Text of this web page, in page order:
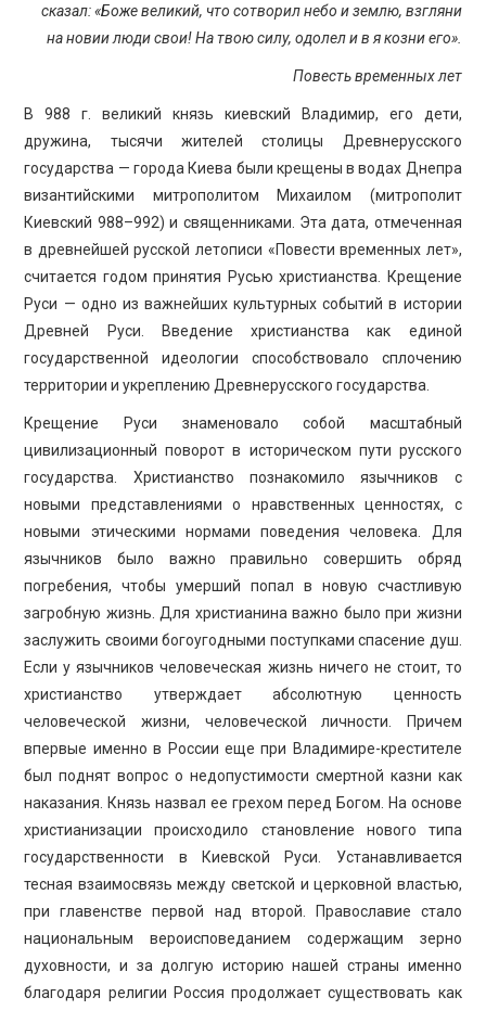
сказал: «Боже великий, что сотворил небо и землю, взгляни
на новии люди свои! На твою силу, одолел и в я козни его».
Повесть временных лет
В 988 г. великий князь киевский Владимир, его дети,
дружина, тысячи жителей столицы Древнерусского
государства — города Киева были крещены в водах Днепра
византийскими митрополитом Михаилом (митрополит
Киевский 988–992) и священниками. Эта дата, отмеченная
в древнейшей русской летописи «Повести временных лет»,
считается годом принятия Русью христианства. Крещение
Руси — одно из важнейших культурных событий в истории
Древней Руси. Введение христианства как единой
государственной идеологии способствовало сплочению
территории и укреплению Древнерусского государства.
Крещение Руси знаменовало собой масштабный
цивилизационный поворот в историческом пути русского
государства. Христианство познакомило язычников с
новыми представлениями о нравственных ценностях, с
новыми этическими нормами поведения человека. Для
язычников было важно правильно совершить обряд
погребения, чтобы умерший попал в новую счастливую
загробную жизнь. Для христианина важно было при жизни
заслужить своими богоугодными поступками спасение душ.
Если у язычников человеческая жизнь ничего не стоит, то
христианство утверждает абсолютную ценность
человеческой жизни, человеческой личности. Причем
впервые именно в России еще при Владимире-крестителе
был поднят вопрос о недопустимости смертной казни как
наказания. Князь назвал ее грехом перед Богом. На основе
христианизации происходило становление нового типа
государственности в Киевской Руси. Устанавливается
тесная взаимосвязь между светской и церковной властью,
при главенстве первой над второй. Православие стало
национальным вероисповеданием содержащим зерно
духовности, и за долгую историю нашей страны именно
благодаря религии Россия продолжает существовать как